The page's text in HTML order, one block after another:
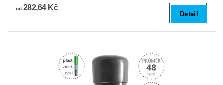
od282,64 Kč
Detail